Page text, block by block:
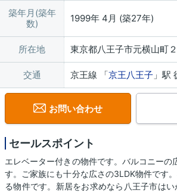
築年月(築年
数)
1999年 4月 (築27年)
所在地 東京都八王子市元横山町
交通 京王線 「京王八王子 」駅
お問い合わせ
セールスポイント
エレベーター付きの物件です。バルコニー
す。ご家族にも十分な広さの3LDK物件です
る物件です。新居をお求めなら八王子市はい